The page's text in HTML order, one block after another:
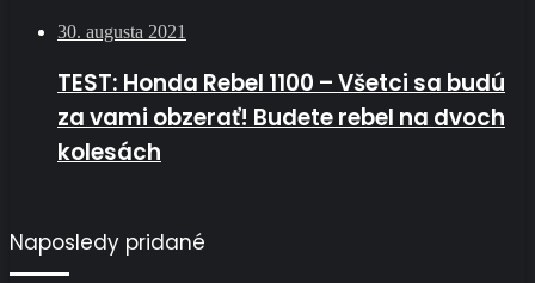
30. augusta 2021
TEST: Honda Rebel 1100 – Všetci sa budú
za vami obzerať! Budete rebel na dvoch
kolesách
Naposledy pridané